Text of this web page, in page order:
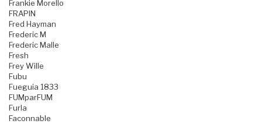
Frankie Morello
FRAPIN
Fred Hayman
Frederic M
Frederic Malle
Fresh
Frey Wille
Fubu
Fueguia 1833
FUMparFUM
Furla
Faconnable